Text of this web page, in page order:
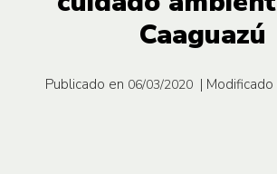
Caaguazú
Publicado en 06/03/2020 | Modificado